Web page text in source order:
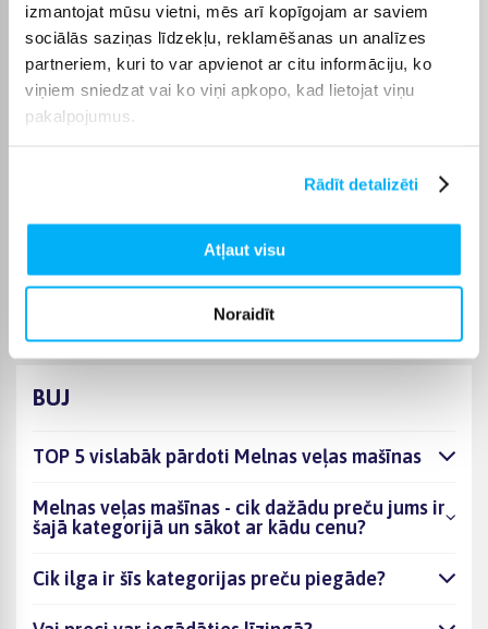
izmantojat mūsu vietni, mēs arī kopīgojam ar saviem
sociālās saziņas līdzekļu, reklamēšanas un analīzes
partneriem, kuri to var apvienot ar citu informāciju, ko
viņiem sniedzat vai ko viņi apkopo, kad lietojat viņu
pakalpojumus.
Rādīt detalizēti
Atļaut visu
Noraidīt
BIGBOX.LV piedāvā iespēju par pirkumu norēķināties 6
vienādos maksājumos, tāpēc izvēlēto preci iespējams
iegādāties ērtāk, sadalot maksājumu vairākās daļās. Piegāde
ir pieejama visā Latvijā: piegāde uz pakomātiem maksā no 2,99
€, bet pasūtījumiem virs 499 € piegāde uz pakomātu ir bez
preces piegādes termiņš vienmēr ir norādīts konkrētās preces
piegādāsim norādītajā termiņā, lai pirkumu internetā varētu
saņemt jums ērtā veidā.
BUJ
TOP 5 vislabāk pārdoti Melnas veļas mašīnas
Melnas veļas mašīnas - cik dažādu preču jums ir
šajā kategorijā un sākot ar kādu cenu?
Cik ilga ir šīs kategorijas preču piegāde?